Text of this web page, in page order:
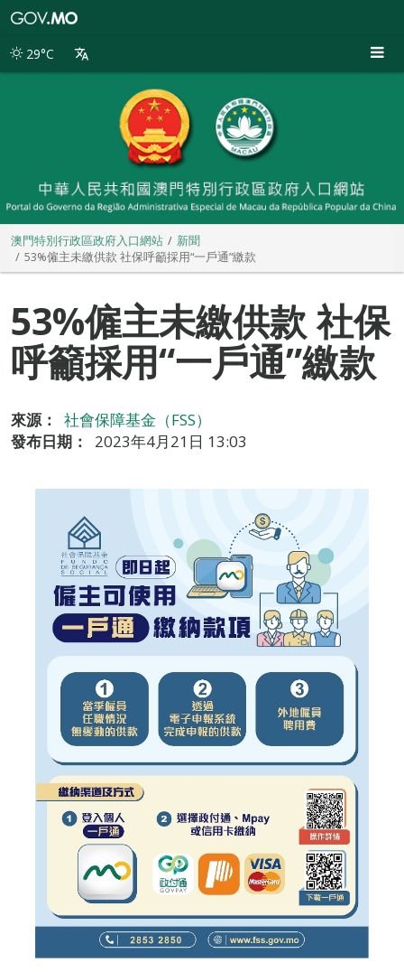
別
29°C
澳門特別行政區政府入口網站
新聞
53%僱主未繳供款 社保呼籲採用“一戶通”繳款
53%僱主未繳供款 社保
呼籲採用“一戶通”繳款
來源：
社會保障基金（FSS）
發布日期：
2023年4月21日 13:03